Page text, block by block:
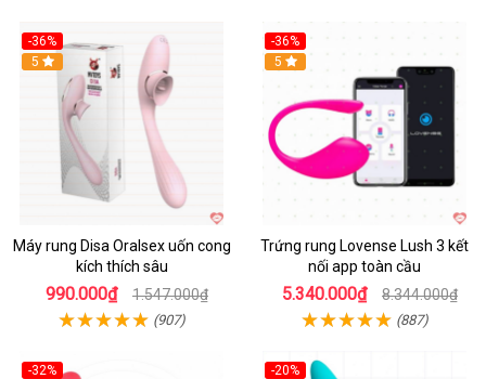
-36%
5
Máy rung Disa Oralsex uốn cong
kích thích sâu
990.000₫ 1.547.000₫
(907)
-36%
Hot
5
Trứng rung Lovense Lush 3 kết
nối app toàn cầu
5.340.000₫ 8.344.000₫
(887)
-32%
-20%